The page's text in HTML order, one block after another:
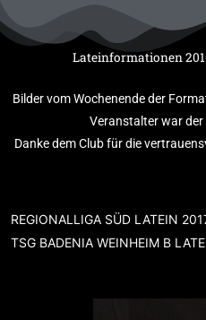
Inhalt
Lateinformationen
Bilder vom Wochenende der
Veranstalter war der
Danke dem Club für die
REGIONALLIGA SÜD LATEIN
TSG BADENIA WEINHEIM B